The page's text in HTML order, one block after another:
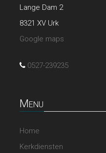
Lange Dam 2
8321 XV Urk
Google maps
0527-239235
Menu
Home
Kerkdiensten